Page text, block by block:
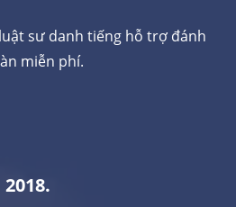
sư danh tiếng hỗ trợ đánh
miễn phí.